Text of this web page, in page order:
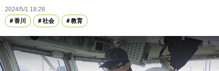
2024/5/1 18:28
香川
社会 教育